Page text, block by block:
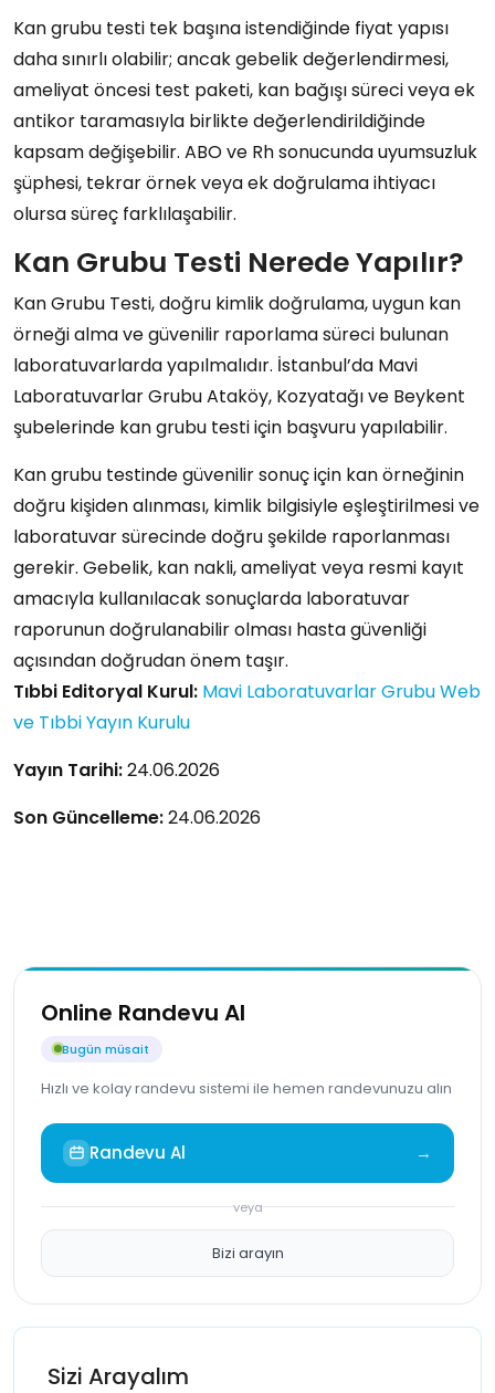
Kan grubu testi tek başına istendiğinde fiyat yapısı
daha sınırlı olabilir; ancak gebelik değerlendirmesi,
ameliyat öncesi test paketi, kan bağışı süreci veya ek
antikor taramasıyla birlikte değerlendirildiğinde
kapsam değişebilir. ABO ve Rh sonucunda uyumsuzluk
şüphesi, tekrar örnek veya ek doğrulama ihtiyacı
olursa süreç farklılaşabilir.
Kan Grubu Testi Nerede Yapılır?
Kan Grubu Testi, doğru kimlik doğrulama, uygun kan
örneği alma ve güvenilir raporlama süreci bulunan
laboratuvarlarda yapılmalıdır. İstanbul’da Mavi
Laboratuvarlar Grubu Ataköy, Kozyatağı ve Beykent
şubelerinde kan grubu testi için başvuru yapılabilir.
Kan grubu testinde güvenilir sonuç için kan örneğinin
doğru kişiden alınması, kimlik bilgisiyle eşleştirilmesi ve
laboratuvar sürecinde doğru şekilde raporlanması
gerekir. Gebelik, kan nakli, ameliyat veya resmi kayıt
amacıyla kullanılacak sonuçlarda laboratuvar
raporunun doğrulanabilir olması hasta güvenliği
açısından doğrudan önem taşır.
Tıbbi Editoryal Kurul: Mavi Laboratuvarlar Grubu Web
ve Tıbbi Yayın Kurulu
Yayın Tarihi:24.06.2026
Son Güncelleme:24.06.2026
Online Randevu Al
Bugün müsait
Hızlı ve kolay randevu sistemi ile hemen randevunuzu alın
Randevu Al →
veya
Bizi arayın
Sizi Arayalım